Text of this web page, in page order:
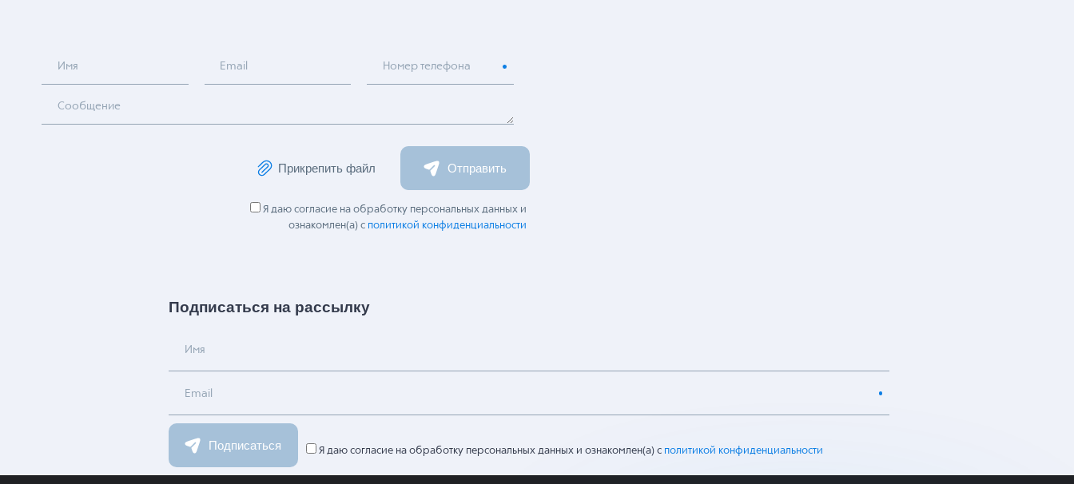
Имя Email Номер телефона
Сообщение
Прикрепить файл Отправить
Я даю согласие на обработку персональных данных и
ознакомлен(а) с политикой конфиденциальности
Подписаться на рассылку
Имя
Email
Подписаться Я даю согласие на обработку персональных данных и ознакомлен(а) с политикой конфиденциальности